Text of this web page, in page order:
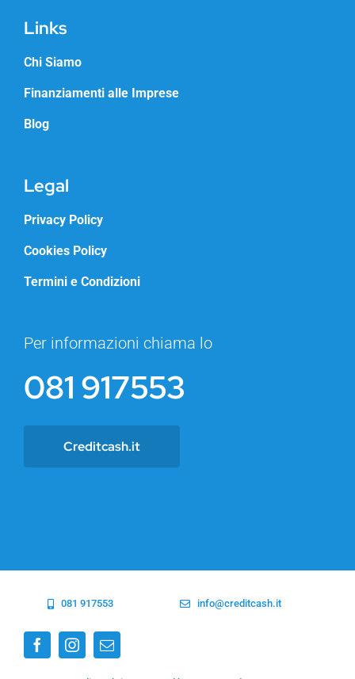
Links
Chi Siamo
Finanziamenti alle Imprese
Blog
Legal
Privacy Policy
Cookies Policy
Termini e Condizioni
Per informazioni chiama lo
081 917553
Creditcash.it
081 917553 info@creditcash.it